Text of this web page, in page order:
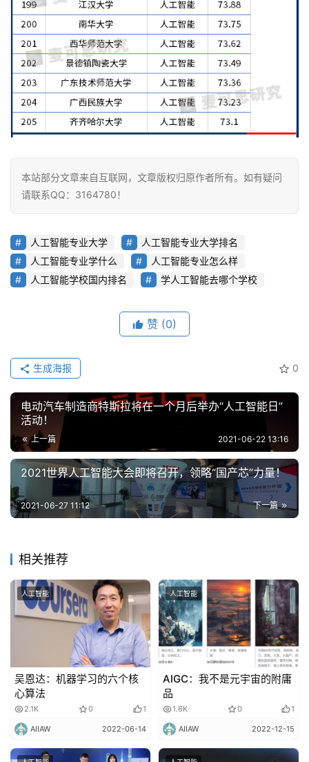
本站部分文章来自互联网，文章版权归原作者所有。如有疑问
请联系QQ：3164780！
人工智能专业大学
人工智能专业大学排名
人工智能专业学什么
人工智能专业怎么样
人工智能学校国内排名
学人工智能去哪个学校
赞 (0)
0
生成海报
电动汽车制造商特斯拉将在一个月后举办“人工智能日”
活动！
上一篇 2021-06-22 13:16
2021世界人工智能大会即将召开，领略“国产芯”力量！
下一篇
2021-06-27 11:12
相关推荐
人工智能
吴恩达：机器学习的六个核
心算法
2.1K 0 1
AIIAW 2022-06-14
人工智能
AIGC：我不是元宇宙的附庸
品
1.6K 0 1
AIIAW 2022-12-15